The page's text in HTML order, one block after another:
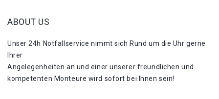
ABOUT US
Unser 24h Notfallservice nimmt sich Rund um die Uhr gerne
Ihrer
Angelegenheiten an und einer unserer freundlichen und
kompetenten Monteure wird sofort bei Ihnen sein!